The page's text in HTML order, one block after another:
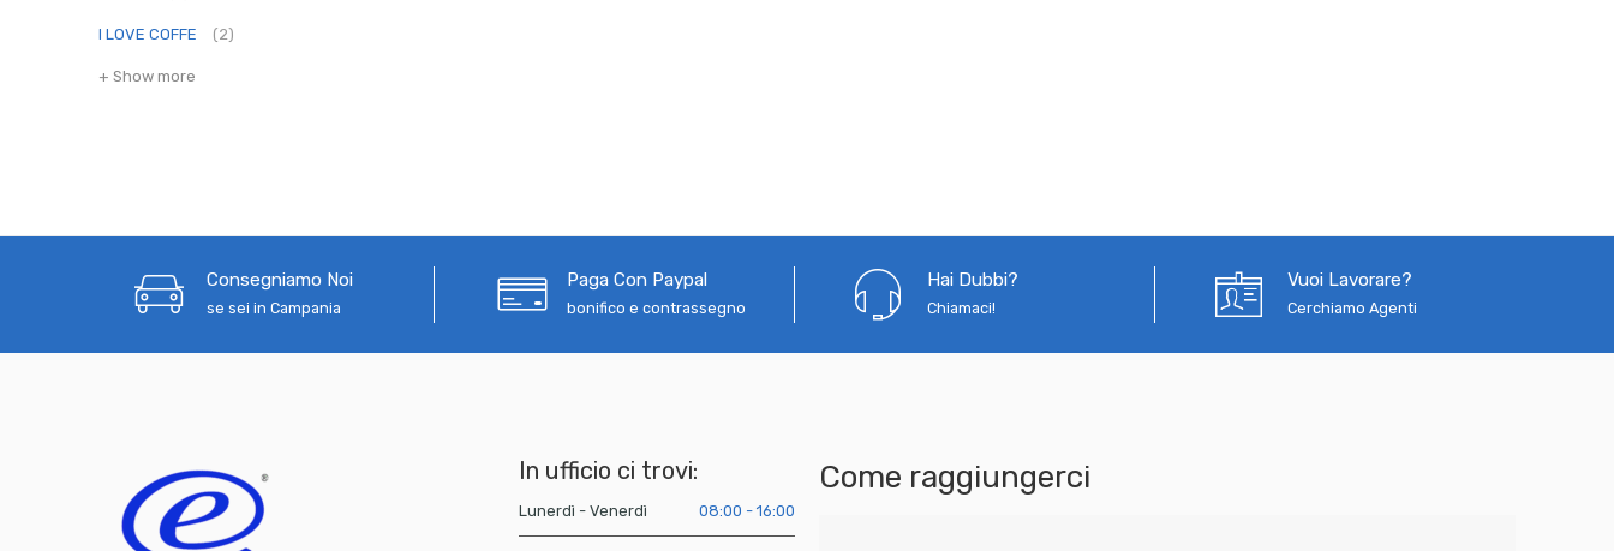
I LOVE COFFE (2)
+ Show more
Consegniamo Noi
se sei in Campania
Paga Con Paypal
bonifico e contrassegno
Hai Dubbi?
Chiamaci!
Vuoi Lavorare?
Cerchiamo Agenti
In ufficio ci trovi:
Lunerdì - Venerdì 08:00 - 16:00
Come raggiungerci